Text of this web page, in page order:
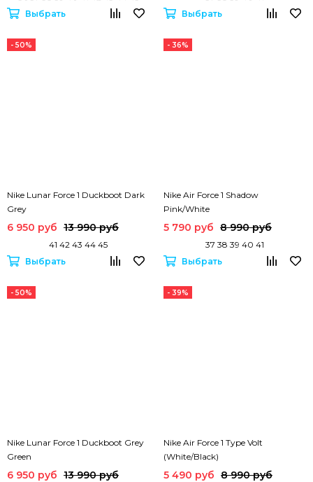
Выбрать
Выбрать
- 50%
Nike Lunar Force 1 Duckboot Dark
Grey
6 950 руб 13 990 руб
41 42 43 44 45
Выбрать
- 36%
Nike Air Force 1 Shadow
Pink/White
5 790 руб 8 990 руб
37 38 39 40 41
Выбрать
- 50%
Nike Lunar Force 1 Duckboot Grey
Green
6 950 руб 13 990 руб
- 39%
Nike Air Force 1 Type Volt
(White/Black)
5 490 руб 8 990 руб